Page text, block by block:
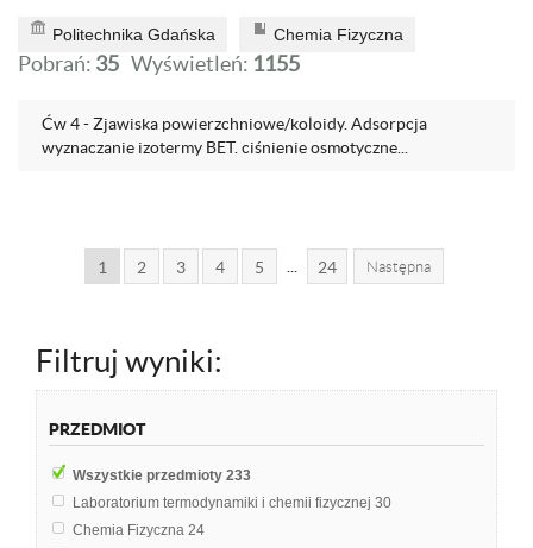
Politechnika Gdańska Chemia Fizyczna
Pobrań: 35 Wyświetleń: 1155
Ćw 4 - Zjawiska powierzchniowe/koloidy. Adsorpcja
wyznaczanie izotermy BET. ciśnienie osmotyczne...
1 2 3 4 5 24 Następna
Filtruj wyniki:
PRZEDMIOT
Wszystkie przedmioty 233
Laboratorium termodynamiki i chemii fizycznej 30
Chemia Fizyczna 24